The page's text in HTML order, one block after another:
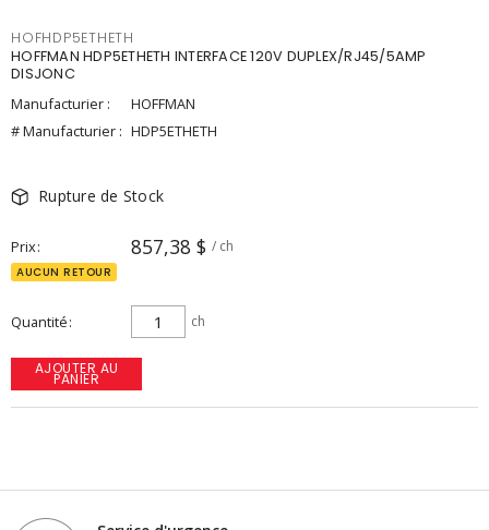
HOFHDP5ETHETH
HOFFMAN HDP5ETHETH INTERFACE 120V DUPLEX/RJ45/5AMP
DISJONC
Manufacturier :
HOFFMAN
# Manufacturier : HDP5ETHETH
Rupture de Stock
Prix 857,38 $ / ch
AUCUN RETOUR
Quantité ch
AJOUTER AU
PANIER